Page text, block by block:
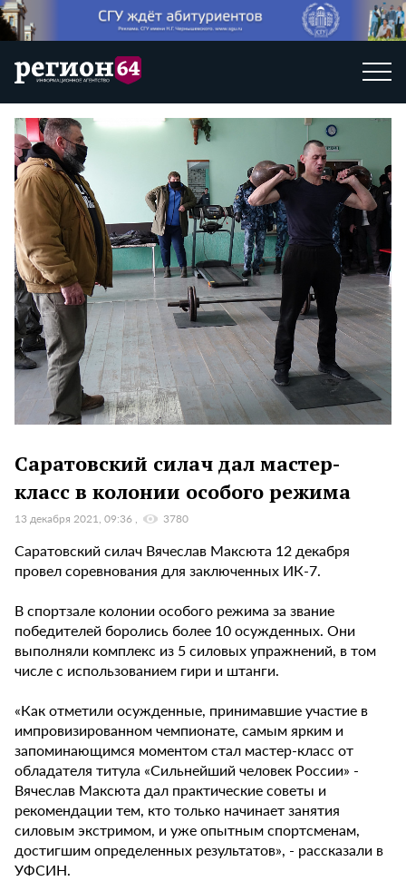
Саратовский силач дал мастер-
класс в колонии особого режима
13 декабря 2021, 09:36 3780
Саратовский силач Вячеслав Максюта 12 декабря
провел соревнования для заключенных ИК-7.
В спортзале колонии особого режима за звание
победителей боролись более 10 осужденных. Они
выполняли комплекс из 5 силовых упражнений, в том
числе с использованием гири и штанги.
«Как отметили осужденные, принимавшие участие в
импровизированном чемпионате, самым ярким и
запоминающимся моментом стал мастер-класс от
обладателя титула «Сильнейший человек России» -
Вячеслав Максюта дал практические советы и
рекомендации тем, кто только начинает занятия
силовым экстримом, и уже опытным спортсменам,
достигшим определенных результатов», - рассказали в
УФСИН.